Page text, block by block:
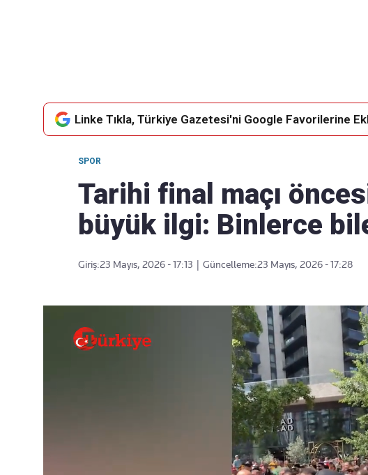
Linke Tıkla, Türkiye Gazetesi'ni Google Favorilerine
SPOR
Tarihi final maçı
büyük ilgi: Binlerce
Giriş:23 Mayıs, 2026 - 17:13 Güncelleme:23 Mayıs, 2026 - 17:28